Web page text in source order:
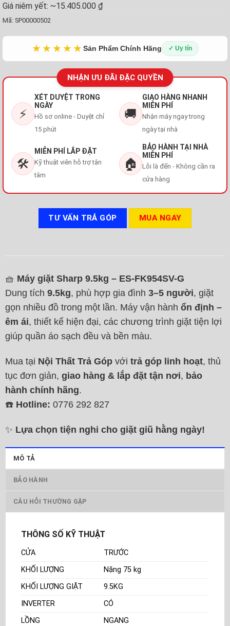
Giá niêm yết: ~15.405.000 ₫
Mã: SP00000502
★★★★★Sản Phẩm Chính Hãng ✓ Uy tín
NHẬN ƯU ĐÃI ĐẶC QUYỀN
⚡
XÉT DUYỆT TRONG
NGÀY
Hồ sơ online - Duyệt chỉ
15 phút
🚚
GIAO HÀNG NHANH
MIỄN PHÍ
Nhận máy ngay trong
ngày tại nhà
🛠️
MIỄN PHÍ LẮP ĐẶT
Kỹ thuật viên hỗ trợ tận
tâm
🏠
BẢO HÀNH TẠI NHÀ
MIỄN PHÍ
Lỗi là đến - Không cần ra
cửa hàng
TƯ VẤN TRẢ GÓP MUA NGAY
🧺 Máy giặt Sharp 9.5kg – ES-FK954SV-G
Dung tích 9.5kg, phù hợp gia đình 3–5 người, giặt
gọn nhiều đồ trong một lần. Máy vận hành ổn định –
êm ái, thiết kế hiện đại, các chương trình giặt tiện lợi
giúp quần áo sạch đều và bền màu.
Mua tại Nội Thất Trả Góp với trả góp linh hoạt, thủ
tục đơn giản, giao hàng & lắp đặt tận nơi, bảo
hành chính hãng.
☎️ Hotline: 0776 292 827
✨ Lựa chọn tiện nghi cho giặt giũ hằng ngày!
MÔ TẢ
BẢO HÀNH
CÂU HỎI THƯỜNG GẶP
THÔNG SỐ KỸ THUẬT
CỬA
TRƯỚC
KHỐI LƯỢNG
Nặng 75 kg
KHỐI LƯỢNG GIẶT
9.5KG
INVERTER
CÓ
LỒNG
NGANG